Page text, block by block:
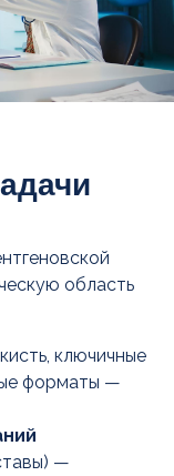
область
ключичные
форматы —
—